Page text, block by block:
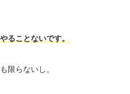
ることないです。
限らないし。